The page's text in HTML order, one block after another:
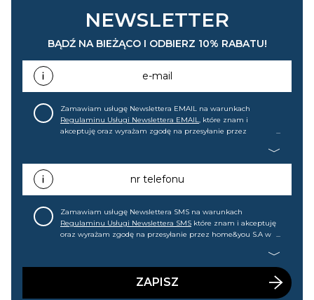
NEWSLETTER
BĄDŹ NA BIEŻĄCO I ODBIERZ 10% RABATU!
e-mail
Zamawiam usługę Newslettera EMAIL na warunkach
Regulaminu Usługi Newslettera EMAIL, które znam i
akceptuję oraz wyrażam zgodę na przesyłanie przez
promocjach, wyprzedażach). Wiem, że mogę tę zgodę w
każdej chwili cofnąć.nr telefonu
Zamawiam usługę Newslettera SMS na warunkach
Regulaminu Usługi Newslettera SMS które znam i akceptuję
oraz wyrażam zgodę na przesyłanie przez home&you S.A w
wyprzedażach). Wiem, że mogę tę zgodę w każdej chwili
ZAPISZ